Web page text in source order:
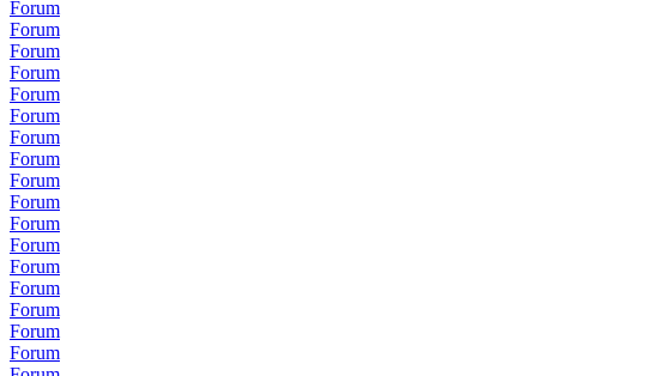
Forum
Forum
Forum
Forum
Forum
Forum
Forum
Forum
Forum
Forum
Forum
Forum
Forum
Forum
Forum
Forum
Forum